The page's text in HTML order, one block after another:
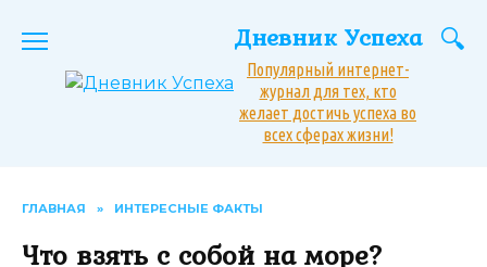
Дневник Успеха
Популярный интернет-
журнал для тех, кто
желает достичь успеха во
всех сферах жизни!
ГЛАВНАЯ » ИНТЕРЕСНЫЕ ФАКТЫ
Что взять с собой на море?